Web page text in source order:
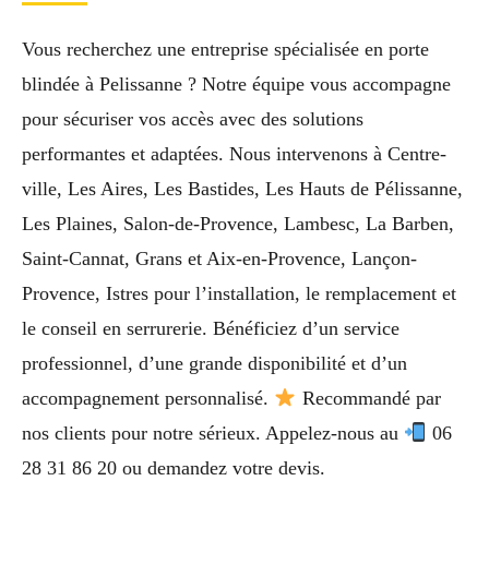
Vous recherchez une entreprise spécialisée en porte
blindée à Pelissanne ? Notre équipe vous accompagne
pour sécuriser vos accès avec des solutions
performantes et adaptées. Nous intervenons à Centre-
ville, Les Aires, Les Bastides, Les Hauts de Pélissanne,
Les Plaines, Salon-de-Provence, Lambesc, La Barben,
Saint-Cannat, Grans et Aix-en-Provence, Lançon-
Provence, Istres pour l’installation, le remplacement et
le conseil en serrurerie. Bénéficiez d’un service
professionnel, d’une grande disponibilité et d’un
accompagnement personnalisé.
Recommandé par
nos clients pour notre sérieux. Appelez-nous au
06
28 31 86 20 ou demandez votre devis.